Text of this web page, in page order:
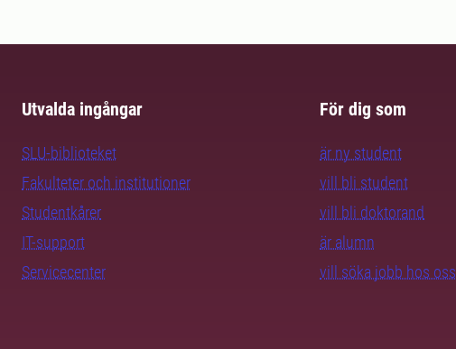
Utvalda ingångar
SLU-biblioteket
Fakulteter och institutioner
Studentkårer
IT-support
Servicecenter
För dig som
är ny student
vill bli student
vill bli doktorand
är alumn
vill söka jobb hos oss